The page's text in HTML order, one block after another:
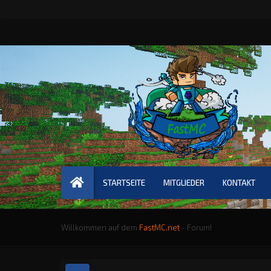
STARTSEITE MITGLIEDER KONTAKT
Willkommen auf dem FastMC.net- Forum!